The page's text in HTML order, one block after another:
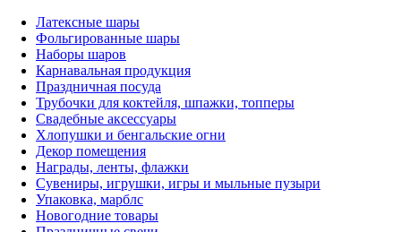
Латексные шары
Фольгированные шары
Наборы шаров
Карнавальная продукция
Праздничная посуда
Трубочки для коктейля, шпажки, топперы
Свадебные аксессуары
Хлопушки и бенгальские огни
Декор помещения
Награды, ленты, флажки
Сувениры, игрушки, игры и мыльные пузыри
Упаковка, марблс
Новогодние товары